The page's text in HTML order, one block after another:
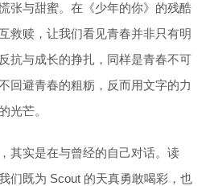
张与甜蜜。在《少年的你》的残酷
救赎，让我们看见青春并非只有明
抗与成长的挣扎，同样是青春不可
回避青春的粗粝，反而用文字的力
光芒。
其实是在与曾经的自己对话。读
们既为 Scout 的天真勇敢喝彩，也